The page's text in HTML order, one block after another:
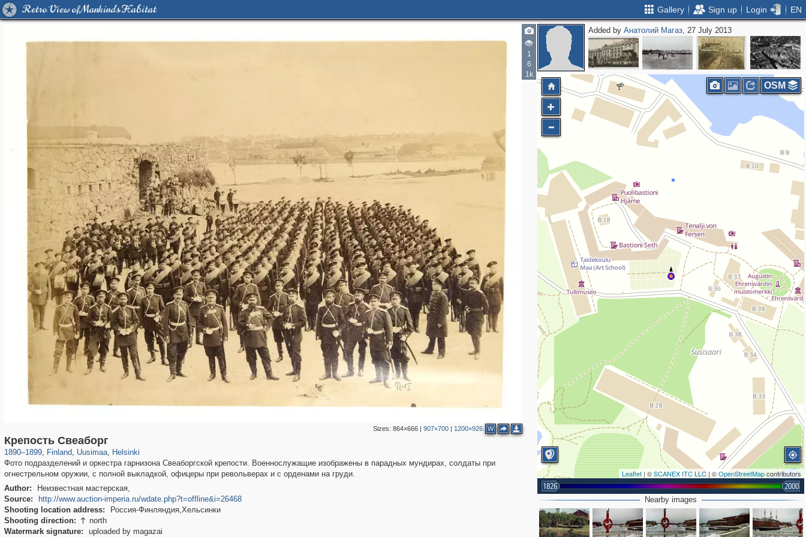
Retro View of Mankind's Habitat Gallery Sign up Login EN
1
6
1k
Sizes: 864×666| 907×700| 1200×926 W
Крепость Свеаборг
1890–1899, Finland
6,548 19
, Uusimaa
4,036 12
, Helsinki
3,833
Фото подразделений и оркестра гарнизона Свеаборгской крепости. Военнослужащие изображены в парадных мундирах, солдаты при
огнестрельном оружии, с полной выкладкой, офицеры при револьверах и с орденами на груди.
Author:
Неизвестная мастерская,
Source:
http://www.auction-imperia.ru/wdate.php?t=offline&i=26468
Shooting location address:
Россия-Финляндия,Хельсинки
Shooting direction:  north
Watermark signature:
uploaded by magazai
Added byАнатолий Магаз, 27 July 2013
Leaflet | ©SCANEX ITC LLC | ©OpenStreetMapcontributors
1826 2000
OSM
Nearby images